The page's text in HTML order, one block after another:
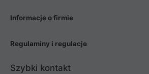
Informacje o firmie
Regulaminy i regulacje
Szybki kontakt